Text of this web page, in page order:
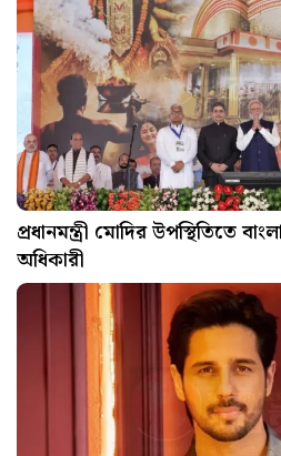
প্রধানমন্ত্রী মোদির উপস্থিতিতে
অধিকারী